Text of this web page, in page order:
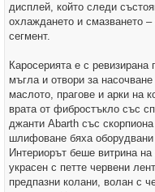
дисплей, който следи
охлаждането и смазването
сегмент.
Каросерията е с
мъгла и отвори за
маслото, прагове и арки на
врата от фибростъкло със
джанти Abarth със
шлифоване бяха
Интериорът беше витрина
украсен с петте червени
предпазни колани, волан с